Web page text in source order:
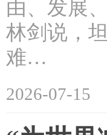
由、发展
林剑说，
难…
2026-07-15